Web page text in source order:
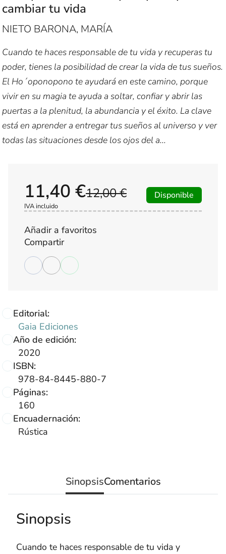
cambiar tu vida
NIETO BARONA, MARÍA
Cuando te haces responsable de tu vida y recuperas tu
poder, tienes la posibilidad de crear la vida de tus sueños.
El Ho´oponopono te ayudará en este camino, porque
vivir en su magia te ayuda a soltar, confiar y abrir las
puertas a la plenitud, la abundancia y el éxito. La clave
está en aprender a entregar tus sueños al universo y ver
todas las situaciones desde los ojos del a...
Editorial:
Gaia Ediciones
Año de edición:
2020
ISBN:
978-84-8445-880-7
Páginas:
160
Encuadernación:
Rústica
12,00 €
11,40 €
IVA incluido
Disponible
Añadir a favoritos
Compartir
SinopsisComentarios
Sinopsis
Cuando te haces responsable de tu vida y